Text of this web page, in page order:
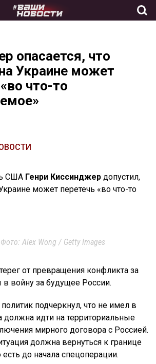
опасается, что
Украине может
что-то
США Генри Киссинджер допустил,
может перетечь «во что-то
Alex Wong / Getty Images
от превращения конфликта за
войну за будущее России.
подчеркнул, что не имел в
должна идти на территориальные
мирного договора с Россией.
должна вернуться к границе
до начала спецоперации.